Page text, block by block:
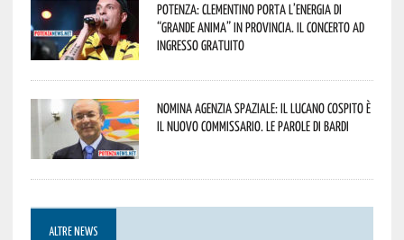
Potenza: Clementino porta l’energia di
“Grande Anima” in provincia. Il concerto ad
ingresso gratuito
Nomina Agenzia Spaziale: il lucano Cospito è
il nuovo commissario. Le parole di Bardi
ALTRE NEWS